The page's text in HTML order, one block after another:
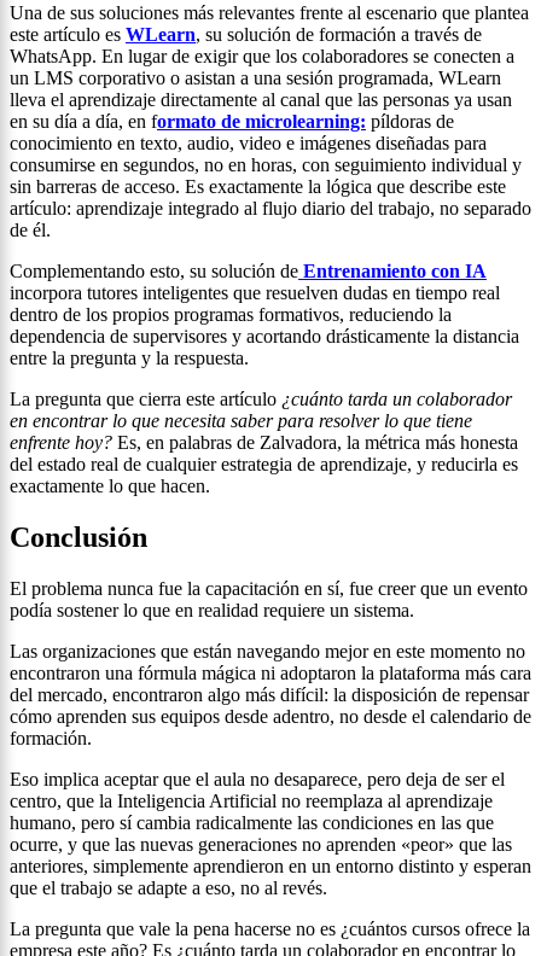
Una de sus soluciones más relevantes frente al escenario que plantea
este artículo es WLearn, su solución de formación a través de
WhatsApp. En lugar de exigir que los colaboradores se conecten a
un LMS corporativo o asistan a una sesión programada, WLearn
lleva el aprendizaje directamente al canal que las personas ya usan
en su día a día, en formato de microlearning: píldoras de
conocimiento en texto, audio, video e imágenes diseñadas para
consumirse en segundos, no en horas, con seguimiento individual y
sin barreras de acceso. Es exactamente la lógica que describe este
artículo: aprendizaje integrado al flujo diario del trabajo, no separado
de él.
Complementando esto, su solución de Entrenamiento con IA
incorpora tutores inteligentes que resuelven dudas en tiempo real
dentro de los propios programas formativos, reduciendo la
dependencia de supervisores y acortando drásticamente la distancia
entre la pregunta y la respuesta.
La pregunta que cierra este artículo ¿cuánto tarda un colaborador
en encontrar lo que necesita saber para resolver lo que tiene
enfrente hoy? Es, en palabras de Zalvadora, la métrica más honesta
del estado real de cualquier estrategia de aprendizaje, y reducirla es
exactamente lo que hacen.
Conclusión
El problema nunca fue la capacitación en sí, fue creer que un evento
podía sostener lo que en realidad requiere un sistema.
Las organizaciones que están navegando mejor en este momento no
encontraron una fórmula mágica ni adoptaron la plataforma más cara
del mercado, encontraron algo más difícil: la disposición de repensar
cómo aprenden sus equipos desde adentro, no desde el calendario de
formación.
Eso implica aceptar que el aula no desaparece, pero deja de ser el
centro, que la Inteligencia Artificial no reemplaza al aprendizaje
humano, pero sí cambia radicalmente las condiciones en las que
ocurre, y que las nuevas generaciones no aprenden «peor» que las
anteriores, simplemente aprendieron en un entorno distinto y esperan
que el trabajo se adapte a eso, no al revés.
La pregunta que vale la pena hacerse no es ¿cuántos cursos ofrece la
empresa este año? Es ¿cuánto tarda un colaborador en encontrar lo